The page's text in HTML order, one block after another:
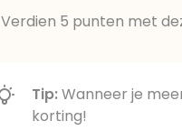
Verdien 5 punten met
Tip:Wanneer je
korting!